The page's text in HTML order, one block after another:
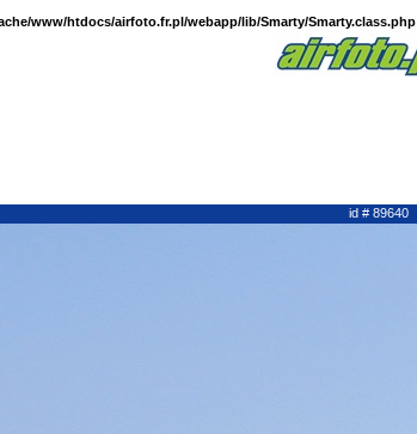
www/htdocs/airfoto.fr.pl/webapp/lib/Smarty/Smarty.class.php
id # 89640